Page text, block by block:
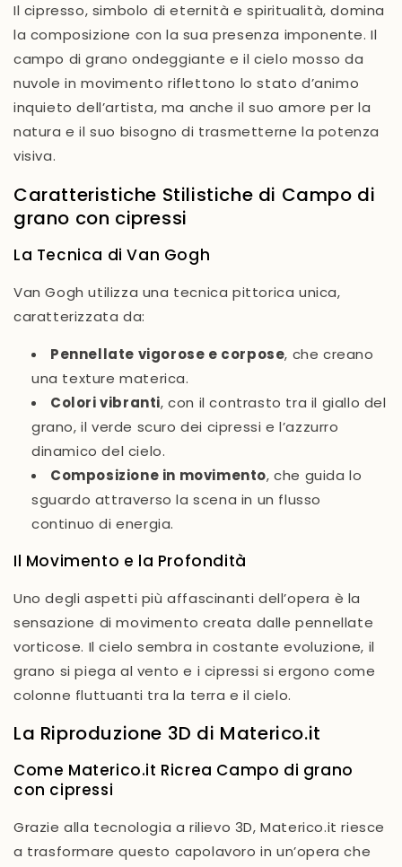
Il cipresso, simbolo di eternità e spiritualità, domina
la composizione con la sua presenza imponente. Il
campo di grano ondeggiante e il cielo mosso da
nuvole in movimento riflettono lo stato d’animo
inquieto dell’artista, ma anche il suo amore per la
natura e il suo bisogno di trasmetterne la potenza
visiva.
Caratteristiche Stilistiche di Campo di
grano con cipressi
La Tecnica di Van Gogh
Van Gogh utilizza una tecnica pittorica unica,
caratterizzata da:
Pennellate vigorose e corpose, che creano
una texture materica.
Colori vibranti, con il contrasto tra il giallo del
grano, il verde scuro dei cipressi e l’azzurro
dinamico del cielo.
Composizione in movimento, che guida lo
sguardo attraverso la scena in un flusso
continuo di energia.
Il Movimento e la Profondità
Uno degli aspetti più affascinanti dell’opera è la
sensazione di movimento creata dalle pennellate
vorticose. Il cielo sembra in costante evoluzione, il
grano si piega al vento e i cipressi si ergono come
colonne fluttuanti tra la terra e il cielo.
La Riproduzione 3D di Materico.it
Come Materico.it Ricrea Campo di grano
con cipressi
Grazie alla tecnologia a rilievo 3D, Materico.it riesce
a trasformare questo capolavoro in un’opera che